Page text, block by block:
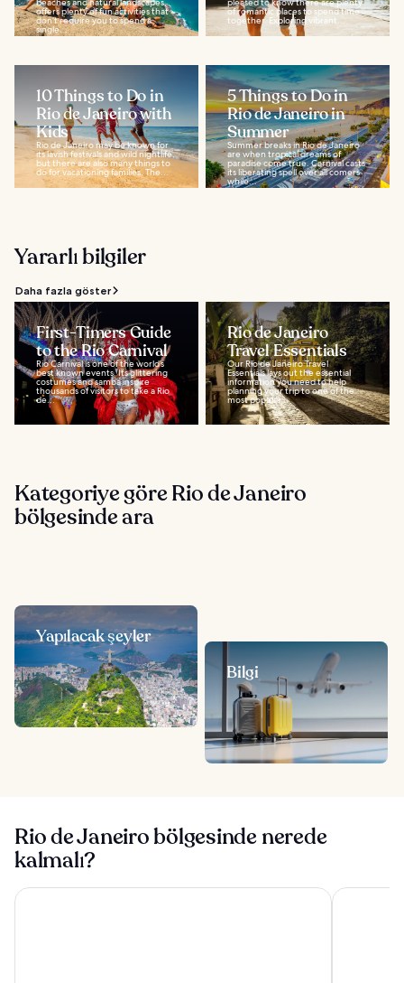
beaches and natural landscapes,
offers plenty of fun activities that
don’t require you to spend a
single...
pleased to know there are plenty
of romantic places to spend time
together. Exploring vibrant...
10 Things to Do in
Rio de Janeiro with
Kids
Rio de Janeiro may be known for
its lavish festivals and wild nightlife,
but there are also many things to
do for vacationing families. The...
5 Things to Do in
Rio de Janeiro in
Summer
Summer breaks in Rio de Janeiro
are when tropical dreams of
paradise come true. Carnival casts
its liberating spell over all comers
while...
Yararlı bilgiler
Daha fazla göster
First-Timers Guide
to the Rio Carnival
Rio Carnival is one of the world’s
best known events. Its glittering
costumes and samba inspire
thousands of visitors to take a Rio
de...
Rio de Janeiro
Travel Essentials
Our Rio de Janeiro Travel
Essentials lays out the essential
information you need to help
planning your trip to one of the
most popular...
Kategoriye göre Rio de Janeiro
bölgesinde ara
Yapılacak şeyler
Bilgi
Rio de Janeiro bölgesinde nerede
kalmalı?
Downtown Santana Hotel